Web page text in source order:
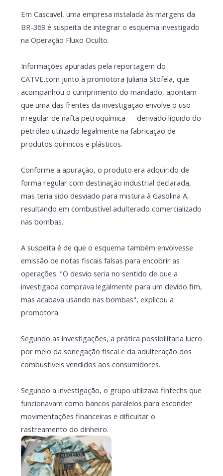
Em Cascavel, uma empresa instalada às margens da
BR-369 é suspeita de integrar o esquema investigado
na Operação Fluxo Oculto.
Informações apuradas pela reportagem do
CATVE.com junto à promotora Juliana Stofela, que
acompanhou o cumprimento do mandado, apontam
que uma das frentes da investigação envolve o uso
irregular de nafta petroquímica — derivado líquido do
petróleo utilizado legalmente na fabricação de
produtos químicos e plásticos.
Conforme a apuração, o produto era adquirido de
forma regular com destinação industrial declarada,
mas teria sido desviado para mistura à Gasolina A,
resultando em combustível adulterado comercializado
nas bombas.
A suspeita é de que o esquema também envolvesse
emissão de notas fiscais falsas para encobrir as
operações. "O desvio seria no sentido de que a
investigada comprava legalmente para um devido fim,
mas acabava usando nas bombas", explicou a
promotora.
Segundo as investigações, a prática possibilitaria lucro
por meio da sonegação fiscal e da adulteração dos
combustíveis vendidos aos consumidores.
Segundo a investigação, o grupo utilizava fintechs que
funcionavam como bancos paralelos para esconder
movimentações financeiras e dificultar o
rastreamento do dinheiro.